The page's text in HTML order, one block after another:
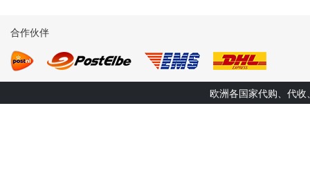
合作伙伴
欧洲各国家代购、代